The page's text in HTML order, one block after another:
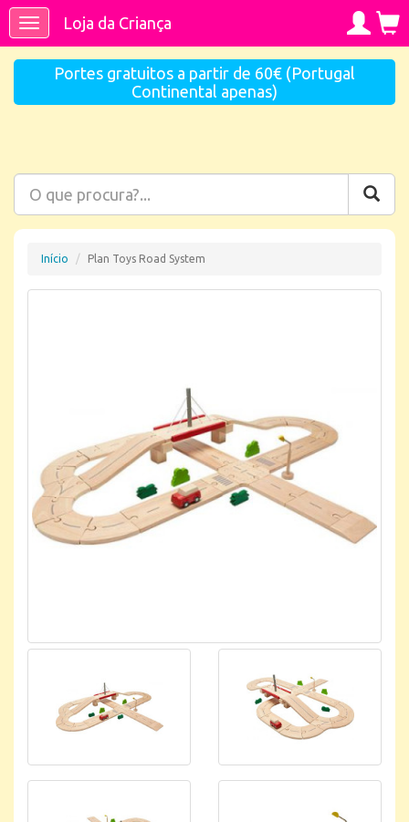
ToggleLoja da Criança
Portes gratuitos a partir de 60€ (Portugal
Continental apenas)
Início Plan Toys Road System